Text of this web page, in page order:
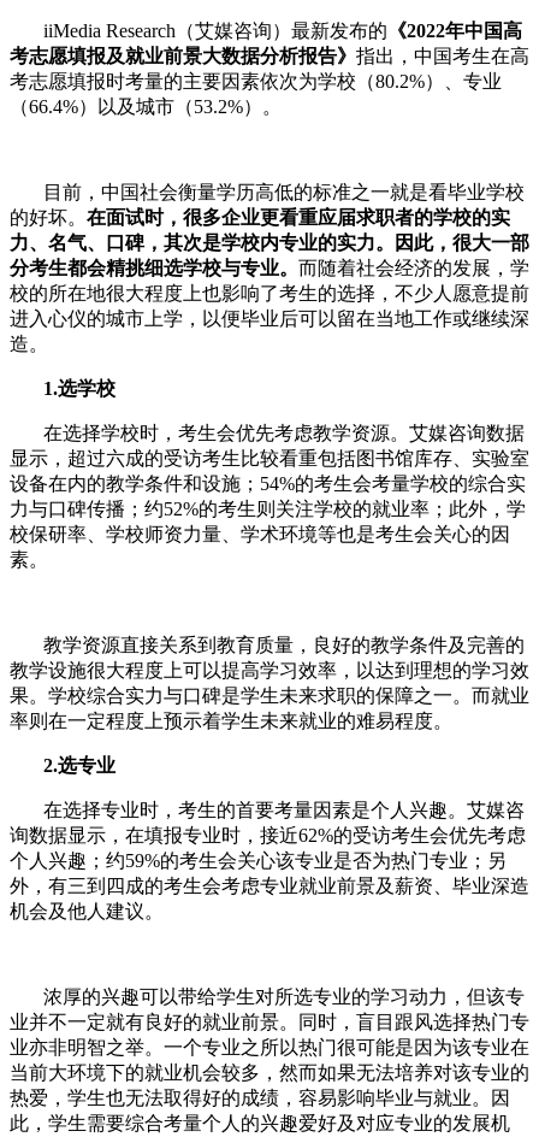
iiMedia Research（艾媒咨询）最新发布的 《2022年中国高
考志愿填报及就业前景大数据分析报告》 指出，中国考生在高
考志愿填报时考量的主要因素依次为学校（80.2%）、专业
（66.4%）以及城市（53.2%）。
目前，中国社会衡量学历高低的标准之一就是看毕业学校
的好坏。 在面试时，很多企业更看重应届求职者的学校的实
力、名气、口碑，其次是学校内专业的实力。因此，很大一部
分考生都会精挑细选学校与专业。 而随着社会经济的发展，学
校的所在地很大程度上也影响了考生的选择，不少人愿意提前
进入心仪的城市上学，以便毕业后可以留在当地工作或继续深
造。
1.选学校
在选择学校时，考生会优先考虑教学资源。艾媒咨询数据
显示，超过六成的受访考生比较看重包括图书馆库存、实验室
设备在内的教学条件和设施；54%的考生会考量学校的综合实
力与口碑传播；约52%的考生则关注学校的就业率；此外，学
校保研率、学校师资力量、学术环境等也是考生会关心的因
素。
教学资源直接关系到教育质量，良好的教学条件及完善的
教学设施很大程度上可以提高学习效率，以达到理想的学习效
果。学校综合实力与口碑是学生未来求职的保障之一。而就业
率则在一定程度上预示着学生未来就业的难易程度。
2.选专业
在选择专业时，考生的首要考量因素是个人兴趣。艾媒咨
询数据显示，在填报专业时，接近62%的受访考生会优先考虑
个人兴趣；约59%的考生会关心该专业是否为热门专业；另
外，有三到四成的考生会考虑专业就业前景及薪资、毕业深造
机会及他人建议。
浓厚的兴趣可以带给学生对所选专业的学习动力，但该专
业并不一定就有良好的就业前景。同时，盲目跟风选择热门专
业亦非明智之举。一个专业之所以热门很可能是因为该专业在
当前大环境下的就业机会较多，然而如果无法培养对该专业的
热爱，学生也无法取得好的成绩，容易影响毕业与就业。因
此，学生需要综合考量个人的兴趣爱好及对应专业的发展机